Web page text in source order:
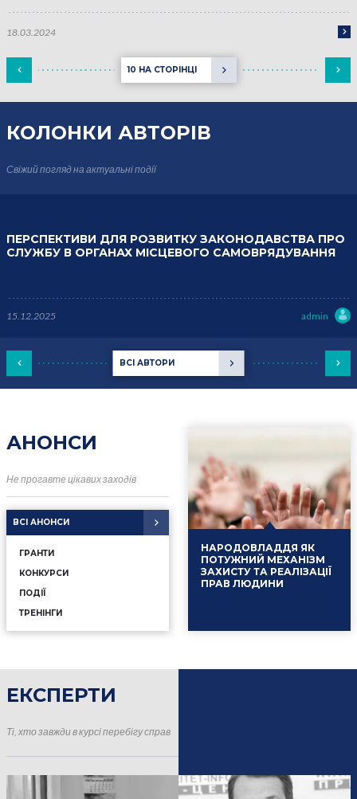
18.03.2024
10 НА СТОРІНЦІ
КОЛОНКИ АВТОРІВ
Свіжий погляд на актуальні події
ВСІ АВТОРИ
ПЕРСПЕКТИВИ ДЛЯ РОЗВИТКУ ЗАКОНОДАВСТВА ПРО
СЛУЖБУ В ОРГАНАХ МІСЦЕВОГО САМОВРЯДУВАННЯ
15.12.2025 admin
АНОНСИ
Не прогавте цікавих заходів
ВСІ АНОНСИ
ГРАНТИ
КОНКУРСИ
ПОДІЇ
ТРЕНІНГИ
НАРОДОВЛАДДЯ ЯК
ПОТУЖНИЙ МЕХАНІЗМ
ЗАХИСТУ ТА РЕАЛІЗАЦІЇ
ПРАВ ЛЮДИНИ
ЕКСПЕРТИ
Ті, хто завжди в курсі перебігу справ